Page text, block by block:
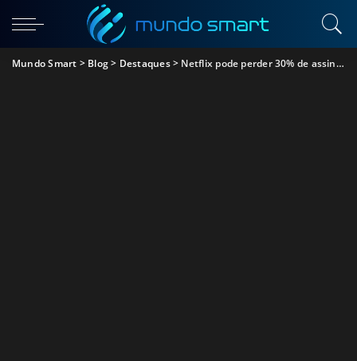
Mundo Smart > Blog> Destaques> Netflix pode perder 30% de assinaturas